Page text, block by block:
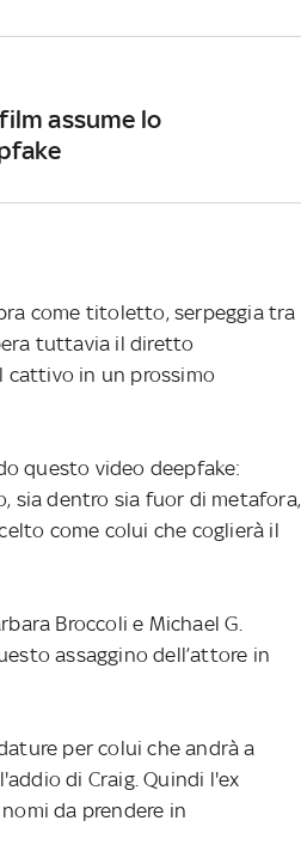
assume lo
come titoletto, serpeggia tra
tuttavia il diretto
cattivo in un prossimo
questo video deepfake:
sia dentro sia fuor di metafora,
come colui che coglierà il
Broccoli e Michael G.
assaggino dell’attore in
per colui che andrà a
di Craig. Quindi l'ex
da prendere in